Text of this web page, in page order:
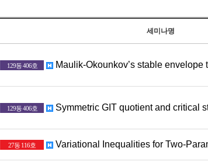
세미나명
129동 406호 Maulik-Okounkov’s stable envelope
129동 406호 Symmetric GIT quotient and critical
27동 116호 Variational Inequalities for Two-